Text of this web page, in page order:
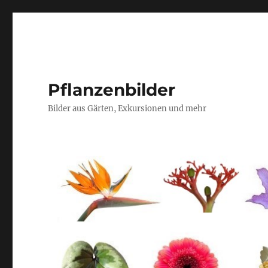
Pflanzenbilder
Bilder aus Gärten, Exkursionen und mehr